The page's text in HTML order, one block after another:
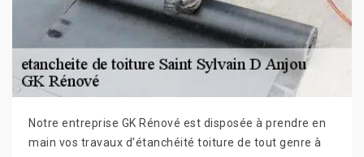
Notre entreprise GK Rénové est disposée à prendre en
main vos travaux d’étanchéité toiture de tout genre à